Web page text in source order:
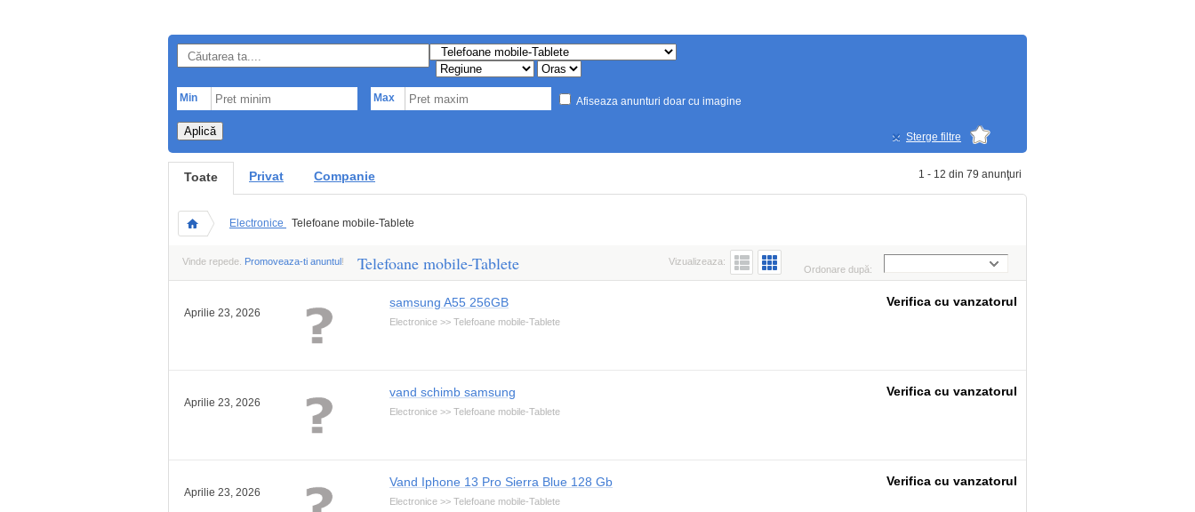
Min Max Afiseaza anunturi doar cu imagine
Aplică Sterge filtre
1 - 12 din 79 anunţuri
Toate Privat Companie
Electronice Telefoane mobile-Tablete
Vinde repede. Promoveaza-ti anuntul! Telefoane mobile-Tablete Ordonare după:
Vizualizeaza:
Aprilie 23, 2026
samsung A55 256GB
Electronice >> Telefoane mobile-Tablete
Verifica cu vanzatorul
Aprilie 23, 2026
vand schimb samsung
Electronice >> Telefoane mobile-Tablete
Verifica cu vanzatorul
Aprilie 23, 2026
Vand Iphone 13 Pro Sierra Blue 128 Gb
Electronice >> Telefoane mobile-Tablete
Verifica cu vanzatorul